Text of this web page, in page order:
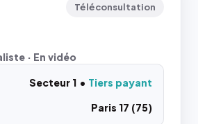
Téléconsultation
· En vidéo
Secteur 1
Tiers payant
Paris 17 (75)